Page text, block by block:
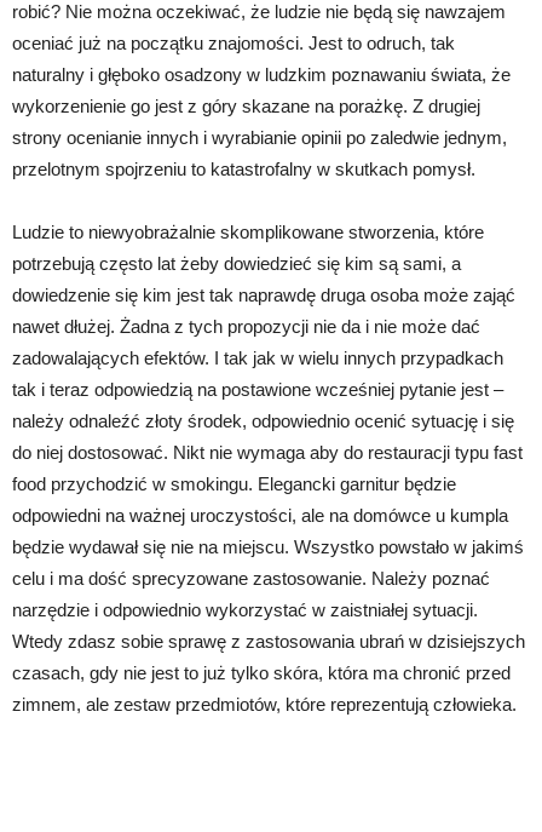
robić? Nie można oczekiwać, że ludzie nie będą się nawzajem
oceniać już na początku znajomości. Jest to odruch, tak
naturalny i głęboko osadzony w ludzkim poznawaniu świata, że
wykorzenienie go jest z góry skazane na porażkę. Z drugiej
strony ocenianie innych i wyrabianie opinii po zaledwie jednym,
przelotnym spojrzeniu to katastrofalny w skutkach pomysł.
Ludzie to niewyobrażalnie skomplikowane stworzenia, które
potrzebują często lat żeby dowiedzieć się kim są sami, a
dowiedzenie się kim jest tak naprawdę druga osoba może zająć
nawet dłużej. Żadna z tych propozycji nie da i nie może dać
zadowalających efektów. I tak jak w wielu innych przypadkach
tak i teraz odpowiedzią na postawione wcześniej pytanie jest –
należy odnaleźć złoty środek, odpowiednio ocenić sytuację i się
do niej dostosować. Nikt nie wymaga aby do restauracji typu fast
food przychodzić w smokingu. Elegancki garnitur będzie
odpowiedni na ważnej uroczystości, ale na domówce u kumpla
będzie wydawał się nie na miejscu. Wszystko powstało w jakimś
celu i ma dość sprecyzowane zastosowanie. Należy poznać
narzędzie i odpowiednio wykorzystać w zaistniałej sytuacji.
Wtedy zdasz sobie sprawę z zastosowania ubrań w dzisiejszych
czasach, gdy nie jest to już tylko skóra, która ma chronić przed
zimnem, ale zestaw przedmiotów, które reprezentują człowieka.